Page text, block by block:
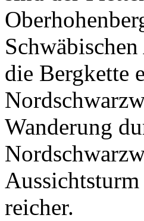
die Bergkette
Wanderung
reicher.